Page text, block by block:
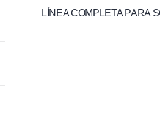
LÍNEA COMPLETA PARA